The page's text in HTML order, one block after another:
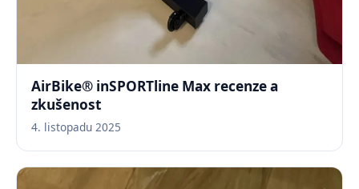
AirBike® inSPORTline Max recenze a
zkušenost
4. listopadu 2025